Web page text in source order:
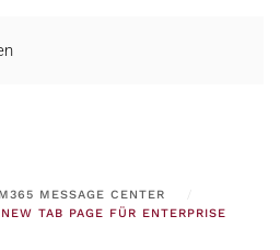
M365 MESSAGE CENTER
TAB PAGE FÜR ENTERPRISE